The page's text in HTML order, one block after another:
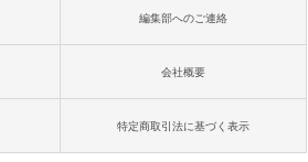
編集部へのご連絡
会社概要
特定商取引法に基づく表示